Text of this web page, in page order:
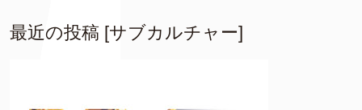
最近の投稿 [サブカルチャー]